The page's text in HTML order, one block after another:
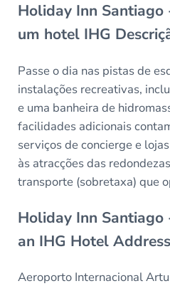
Holiday Inn
um hotel IHG
Passe o dia nas pistas de
instalações recreativas,
e uma banheira de
facilidades adicionais
serviços de concierge e
às atracções das
transporte (sobretaxa) que
Holiday Inn
an IHG Hotel Address
Aeroporto Internacional